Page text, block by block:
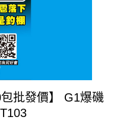
批發價】 G1爆磯
奴 磯釣誘餌粉3KG 10包入 T103